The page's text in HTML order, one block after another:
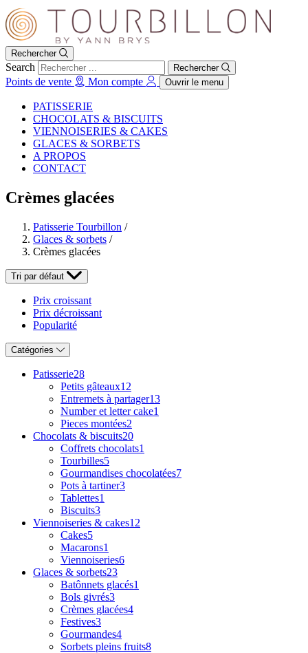
Rechercher
Search Rechercher
Points de vente Mon compte Ouvrir le menu
PATISSERIE
CHOCOLATS & BISCUITS
VIENNOISERIES & CAKES
GLACES & SORBETS
A PROPOS
CONTACT
Crèmes glacées
Patisserie Tourbillon /
Glaces & sorbets /
Crèmes glacées
Tri par défaut
Prix croissant
Prix décroissant
Popularité
Catégories
Patisserie28
Petits gâteaux12
Entremets à partager13
Number et letter cake1
Pieces montées2
Chocolats & biscuits20
Coffrets chocolats1
Tourbilles5
Gourmandises chocolatées7
Pots à tartiner3
Tablettes1
Biscuits3
Viennoiseries & cakes12
Cakes5
Macarons1
Viennoiseries6
Glaces & sorbets23
Batônnets glacés1
Bols givrés3
Crèmes glacées4
Festives3
Gourmandes4
Sorbets pleins fruits8